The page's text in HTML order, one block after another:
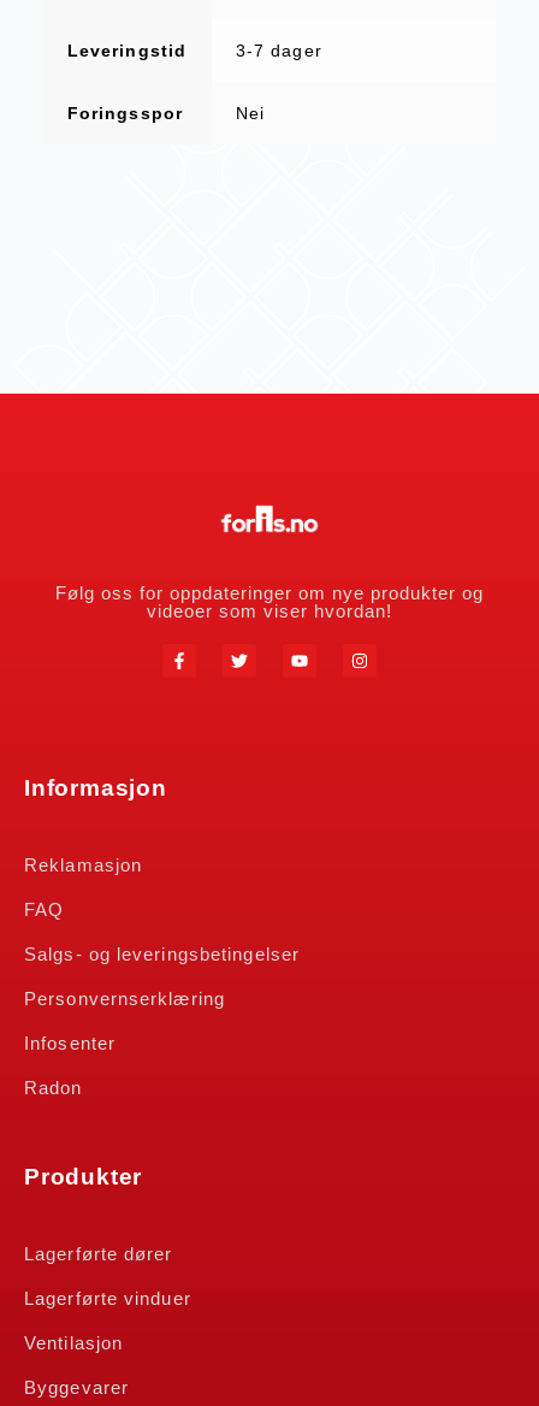
Leveringstid 3-7 dager
Foringsspor Nei
Følg oss for oppdateringer om nye produkter og
videoer som viser hvordan!
Informasjon
Reklamasjon
FAQ
Salgs- og leveringsbetingelser
Personvernserklæring
Infosenter
Radon
Produkter
Lagerførte dører
Lagerførte vinduer
Ventilasjon
Byggevarer